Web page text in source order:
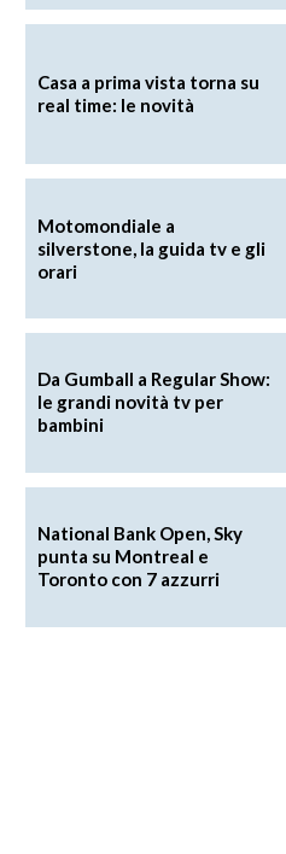
Casa a prima vista torna su
real time: le novità
Motomondiale a
silverstone, la guida tv e gli
orari
Da Gumball a Regular Show:
le grandi novità tv per
bambini
National Bank Open, Sky
punta su Montreal e
Toronto con 7 azzurri